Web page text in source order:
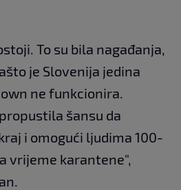
To su bila nagađanja,
je Slovenija jedina
ne funkcionira.
šansu da
i omogući ljudima 100-
vrijeme karantene",